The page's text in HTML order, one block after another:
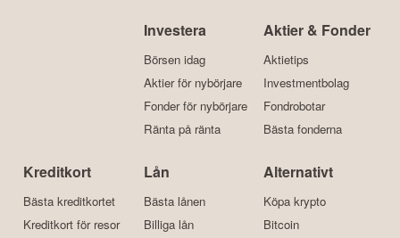
Investera
Börsen idag
Aktier för nybörjare
Fonder för nybörjare
Ränta på ränta
Aktier & Fonder
Aktietips
Investmentbolag
Fondrobotar
Bästa fonderna
Kreditkort
Bästa kreditkortet
Kreditkort för resor
Lån
Bästa lånen
Billiga lån
Alternativt
Köpa krypto
Bitcoin